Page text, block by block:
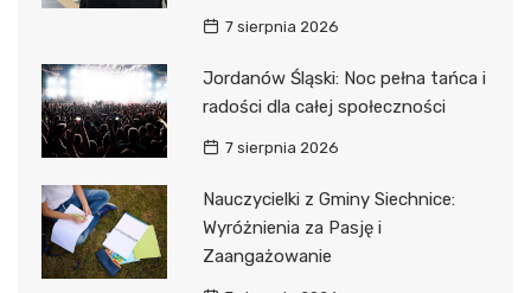
7 sierpnia 2026
Jordanów Śląski: Noc pełna tańca i
radości dla całej społeczności
7 sierpnia 2026
Nauczycielki z Gminy Siechnice:
Wyróżnienia za Pasję i
Zaangażowanie